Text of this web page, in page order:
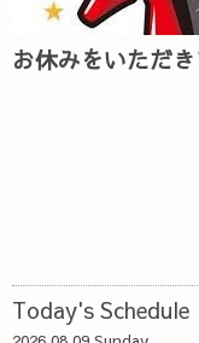
お休みをいただき
Today's Schedule